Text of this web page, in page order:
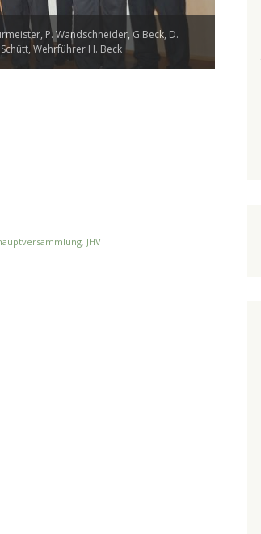
P. Wandschneider, G.Beck, D.
Wehrführer H. Beck
, JHV